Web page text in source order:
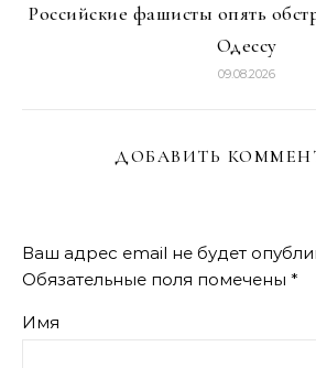
Российские фашисты опять
Одессу
09.08.2026
ДОБАВИТЬ
Ваш адрес email не будет
Обязательные поля помечены *
Имя